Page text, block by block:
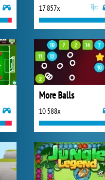
17 857x
More Balls
10 588x